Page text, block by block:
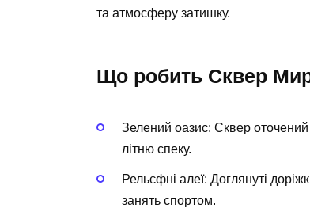
та атмосферу затишку.
Що робить Сквер
Зелений оазис: Сквер
літню спеку.
Рельєфні алеї: Доглянуті
занять спортом.